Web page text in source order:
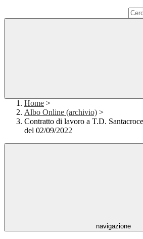
Home >
Albo Online (archivio) >
Contratto di lavoro a T.D.
del 02/09/2022
navigazione